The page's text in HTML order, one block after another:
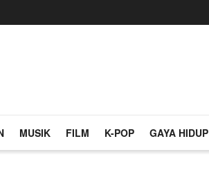
MUSIK FILM K-POP GAYA HIDUP